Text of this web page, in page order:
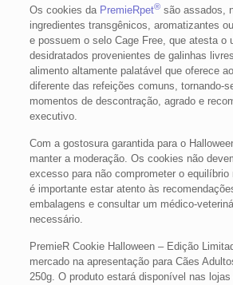
Os cookies da PremieRpet®são assados,
ingredientes transgênicos, aromatizantes
e possuem o selo Cage Free, que atesta o
desidratados provenientes de galinhas
alimento altamente palatável que oferece
diferente das refeições comuns, tornando-
momentos de descontração, agrado e
executivo.
Com a gostosura garantida para o
manter a moderação. Os cookies não
excesso para não comprometer o
é importante estar atento às
embalagens e consultar um médico-
necessário.
PremieR Cookie Halloween – Edição
mercado na apresentação para Cães
250g. O produto estará disponível nas